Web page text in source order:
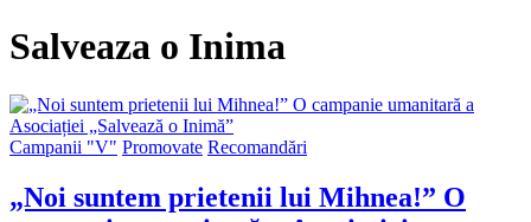
Salveaza o Inima
Campanii "V" Promovate Recomandări
„Noi suntem prietenii lui Mihnea!” O